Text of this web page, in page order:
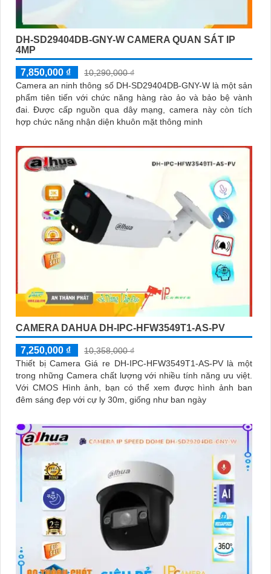
DH-SD29404DB-GNY-W CAMERA QUAN SÁT IP
4MP
7,850,000 ₫
10,290,000 ₫
Camera an ninh thông số DH-SD29404DB-GNY-W là một sản
phẩm tiên tiến với chức năng hàng rào ảo và bảo bệ vành
đai. Được cấp nguồn qua dây mạng, camera này còn tích
hợp chức năng nhận diện khuôn mặt thông minh
CAMERA DAHUA DH-IPC-HFW3549T1-AS-PV
7,250,000 ₫
10,358,000 ₫
Thiết bị Camera Giá re DH-IPC-HFW3549T1-AS-PV là một
trong những Camera chất lượng với nhiều tính năng ưu việt.
Với CMOS Hình ảnh, bạn có thể xem được hình ảnh ban
đêm sáng đẹp với cự ly 30m, giống như ban ngày